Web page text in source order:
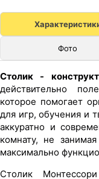
Фото
Столик -
действительно
которое помогает
для игр, обучения и
аккуратно и
комнату, не
максимально
Столик